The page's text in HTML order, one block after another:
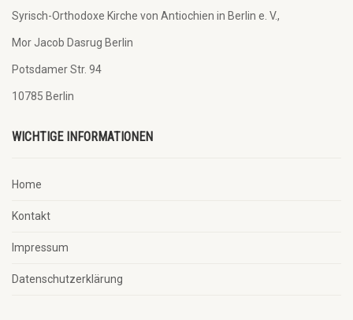
Syrisch-Orthodoxe Kirche von Antiochien in Berlin e. V.,
Mor Jacob Dasrug Berlin
Potsdamer Str. 94
10785 Berlin
WICHTIGE INFORMATIONEN
Home
Kontakt
Impressum
Datenschutzerklärung